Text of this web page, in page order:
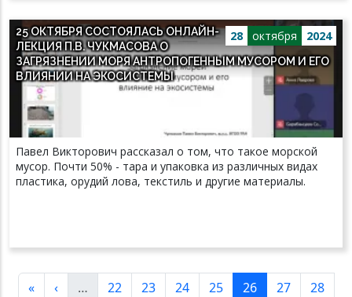
28 октября 2024
25 ОКТЯБРЯ СОСТОЯЛАСЬ ОНЛАЙН-
ЛЕКЦИЯ П.В. ЧУКМАСОВА О
ЗАГРЯЗНЕНИИ МОРЯ АНТРОПОГЕННЫМ МУСОРОМ И ЕГО
ВЛИЯНИИ НА ЭКОСИСТЕМЫ
Павел Викторович рассказал о том, что такое морской
мусор. Почти 50% - тара и упаковка из различных видах
пластика, орудий лова, текстиль и другие материалы.
Нумерация страниц
Первая страница
« Предыдущая страница
‹ … Страница
22 Страница
23 Страница
24 Страница
25 Текущая
26 Страница
27
28